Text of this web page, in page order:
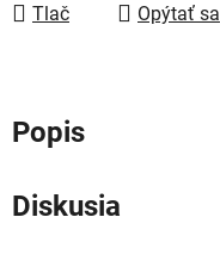
Tlač Opýtať sa
Popis
Diskusia